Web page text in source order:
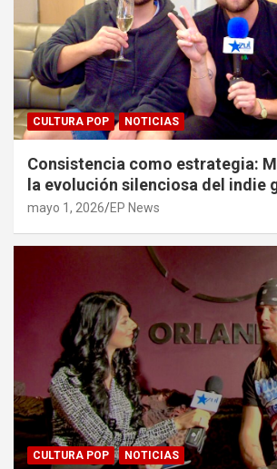
CULTURA POP NOTICIAS
Consistencia como estrategia:
la evolución silenciosa del indie
mayo 1, 2026 EP News
CULTURA POP NOTICIAS